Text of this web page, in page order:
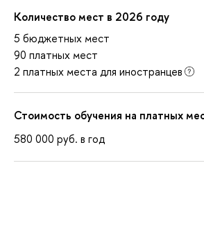
Количество мест в 2026 году
5 бюджетных мест
90 платных мест
2 платных места для иностранцев
Стоимость обучения на платных
580 000 руб. в год